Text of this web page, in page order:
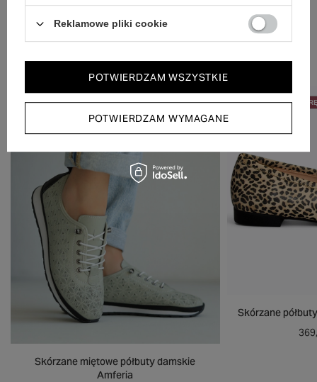
50% NA DRUGĄ PARĘ
Skórzane miętowe półbuty damskie
Amferia
50% NA DRUGĄ
Skórzane
Reklamowe pliki cookie
POTWIERDZAM WYMAGANE
POTWIERDZAM WSZYSTKIE